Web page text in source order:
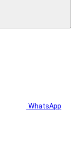
WhatsApp